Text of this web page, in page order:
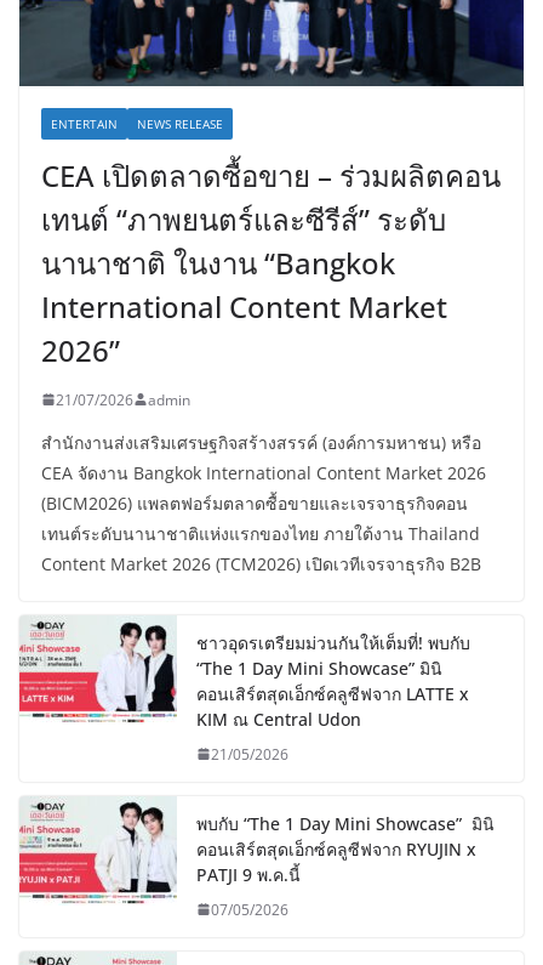
ENTERTAIN NEWS RELEASE
CEA เปิดตลาดซื้อขาย – ร่วมผลิตคอน
เทนต์ “ภาพยนตร์และซีรีส์” ระดับ
นานาชาติ ในงาน “Bangkok
International Content Market
2026”
21/07/2026 admin
สำนักงานส่งเสริมเศรษฐกิจสร้างสรรค์ (องค์การมหาชน) หรือ
CEA จัดงาน Bangkok International Content Market 2026
(BICM2026) แพลตฟอร์มตลาดซื้อขายและเจรจาธุรกิจคอน
เทนต์ระดับนานาชาติแห่งแรกของไทย ภายใต้งาน Thailand
Content Market 2026 (TCM2026) เปิดเวทีเจรจาธุรกิจ B2B
ชาวอุดรเตรียมม่วนกันให้เต็มที่! พบกับ
“The 1 Day Mini Showcase” มินิ
คอนเสิร์ตสุดเอ็กซ์คลูซีฟจาก LATTE x
KIM ณ Central Udon
21/05/2026
พบกับ “The 1 Day Mini Showcase” มินิ
คอนเสิร์ตสุดเอ็กซ์คลูซีฟจาก RYUJIN x
PATJI 9 พ.ค.นี้
07/05/2026